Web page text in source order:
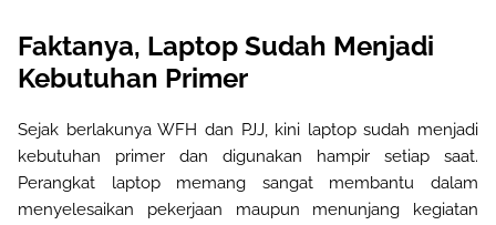
Faktanya, Laptop Sudah Menjadi
Kebutuhan Primer
Sejak berlakunya WFH dan PJJ, kini laptop sudah menjadi
kebutuhan primer dan digunakan hampir setiap saat.
Perangkat laptop memang sangat membantu dalam
menyelesaikan pekerjaan maupun menunjang kegiatan